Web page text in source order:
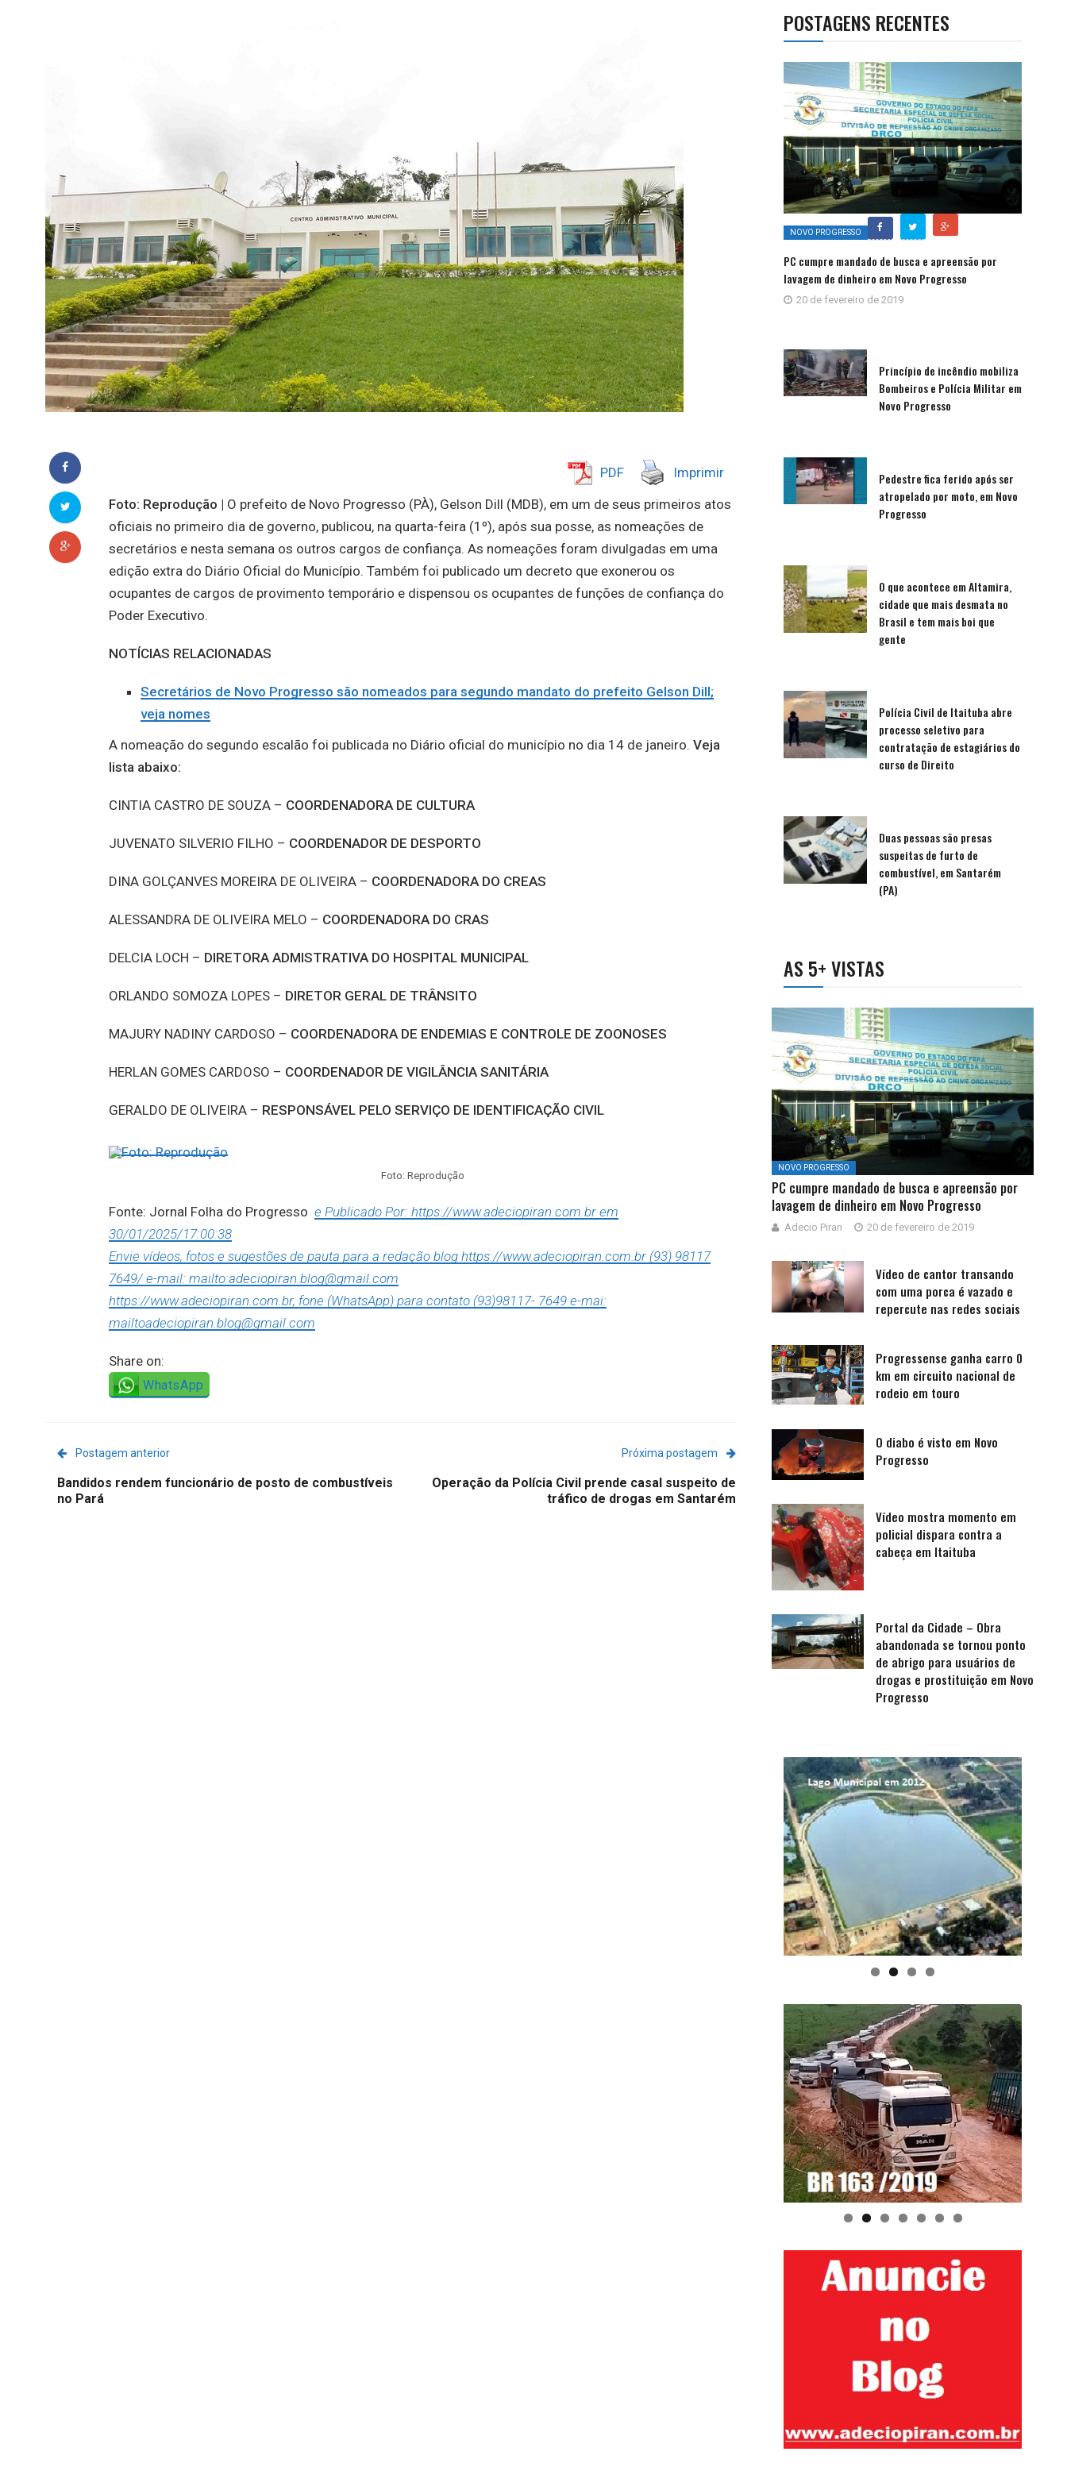
PDF Imprimir
Foto: Reprodução | O prefeito de Novo Progresso (PÀ), Gelson Dill (MDB), em um de seus primeiros atos
oficiais no primeiro dia de governo, publicou, na quarta-feira (1º), após sua posse, as nomeações de
secretários e nesta semana os outros cargos de confiança. As nomeações foram divulgadas em uma
edição extra do Diário Oficial do Município. Também foi publicado um decreto que exonerou os
ocupantes de cargos de provimento temporário e dispensou os ocupantes de funções de confiança do
Poder Executivo.
NOTÍCIAS RELACIONADAS
Secretários de Novo Progresso são nomeados para segundo mandato do prefeito Gelson Dill;
veja nomes
A nomeação do segundo escalão foi publicada no Diário oficial do município no dia 14 de janeiro. Veja
lista abaixo:
CINTIA CASTRO DE SOUZA – COORDENADORA DE CULTURA
JUVENATO SILVERIO FILHO – COORDENADOR DE DESPORTO
DINA GOLÇANVES MOREIRA DE OLIVEIRA – COORDENADORA DO CREAS
ALESSANDRA DE OLIVEIRA MELO – COORDENADORA DO CRAS
DELCIA LOCH – DIRETORA ADMISTRATIVA DO HOSPITAL MUNICIPAL
ORLANDO SOMOZA LOPES – DIRETOR GERAL DE TRÂNSITO
MAJURY NADINY CARDOSO – COORDENADORA DE ENDEMIAS E CONTROLE DE ZOONOSES
HERLAN GOMES CARDOSO – COORDENADOR DE VIGILÂNCIA SANITÁRIA
GERALDO DE OLIVEIRA – RESPONSÁVEL PELO SERVIÇO DE IDENTIFICAÇÃO CIVIL
Foto: Reprodução
Fonte: Jornal Folha do Progresso e Publicado Por: https://www.adeciopiran.com.br em
30/01/2025/17:00:38
Envie vídeos, fotos e sugestões de pauta para a redação blog https://www.adeciopiran.com.br (93) 98117
7649/ e-mail: mailto:adeciopiran.blog@gmail.com
https://www.adeciopiran.com.br, fone (WhatsApp) para contato (93)98117- 7649 e-mai:
mailtoadeciopiran.blog@gmail.com
Share on:
WhatsApp
Postagem anterior
Bandidos rendem funcionário de posto de combustíveis
no Pará
Próxima postagem
Operação da Polícia Civil prende casal suspeito de
tráfico de drogas em Santarém
POSTAGENS RECENTES
NOVO PROGRESSO
PC cumpre mandado de busca e apreensão por
lavagem de dinheiro em Novo Progresso
20 de fevereiro de 2019
Princípio de incêndio mobiliza
Bombeiros e Polícia Militar em
Novo Progresso
Pedestre fica ferido após ser
atropelado por moto, em Novo
Progresso
O que acontece em Altamira,
cidade que mais desmata no
Brasil e tem mais boi que
gente
Polícia Civil de Itaituba abre
processo seletivo para
contratação de estagiários do
curso de Direito
Duas pessoas são presas
suspeitas de furto de
combustível, em Santarém
(PA)
AS 5+ VISTAS
NOVO PROGRESSO
PC cumpre mandado de busca e apreensão por
lavagem de dinheiro em Novo Progresso
Adecio Piran 20 de fevereiro de 2019
Vídeo de cantor transando
com uma porca é vazado e
repercute nas redes sociais
Progressense ganha carro 0
km em circuito nacional de
rodeio em touro
O diabo é visto em Novo
Progresso
Vídeo mostra momento em
policial dispara contra a
cabeça em Itaituba
Portal da Cidade – Obra
abandonada se tornou ponto
de abrigo para usuários de
drogas e prostituição em Novo
Progresso